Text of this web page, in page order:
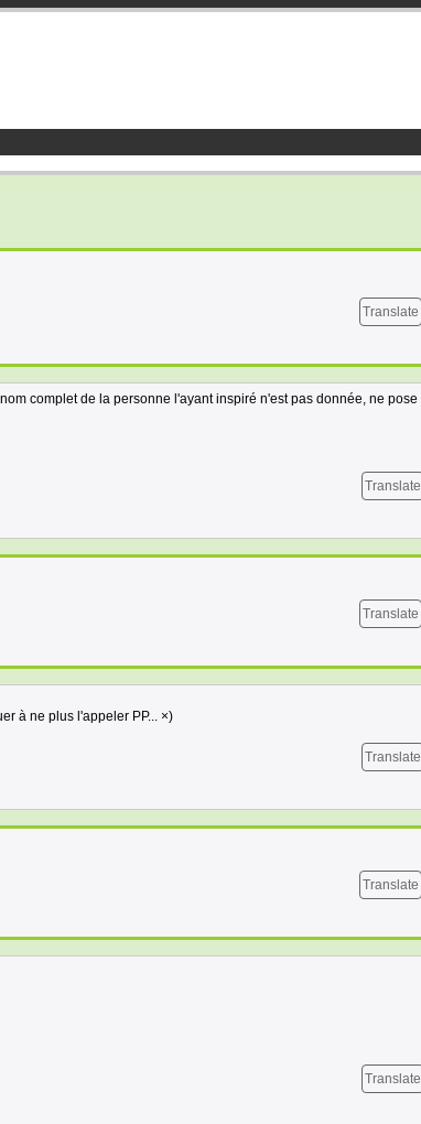
Translate
complet de la personne l'ayant inspiré n'est pas donnée, ne pose
Translate
Translate
à ne plus l'appeler PP... ×)
Translate
Translate
Translate